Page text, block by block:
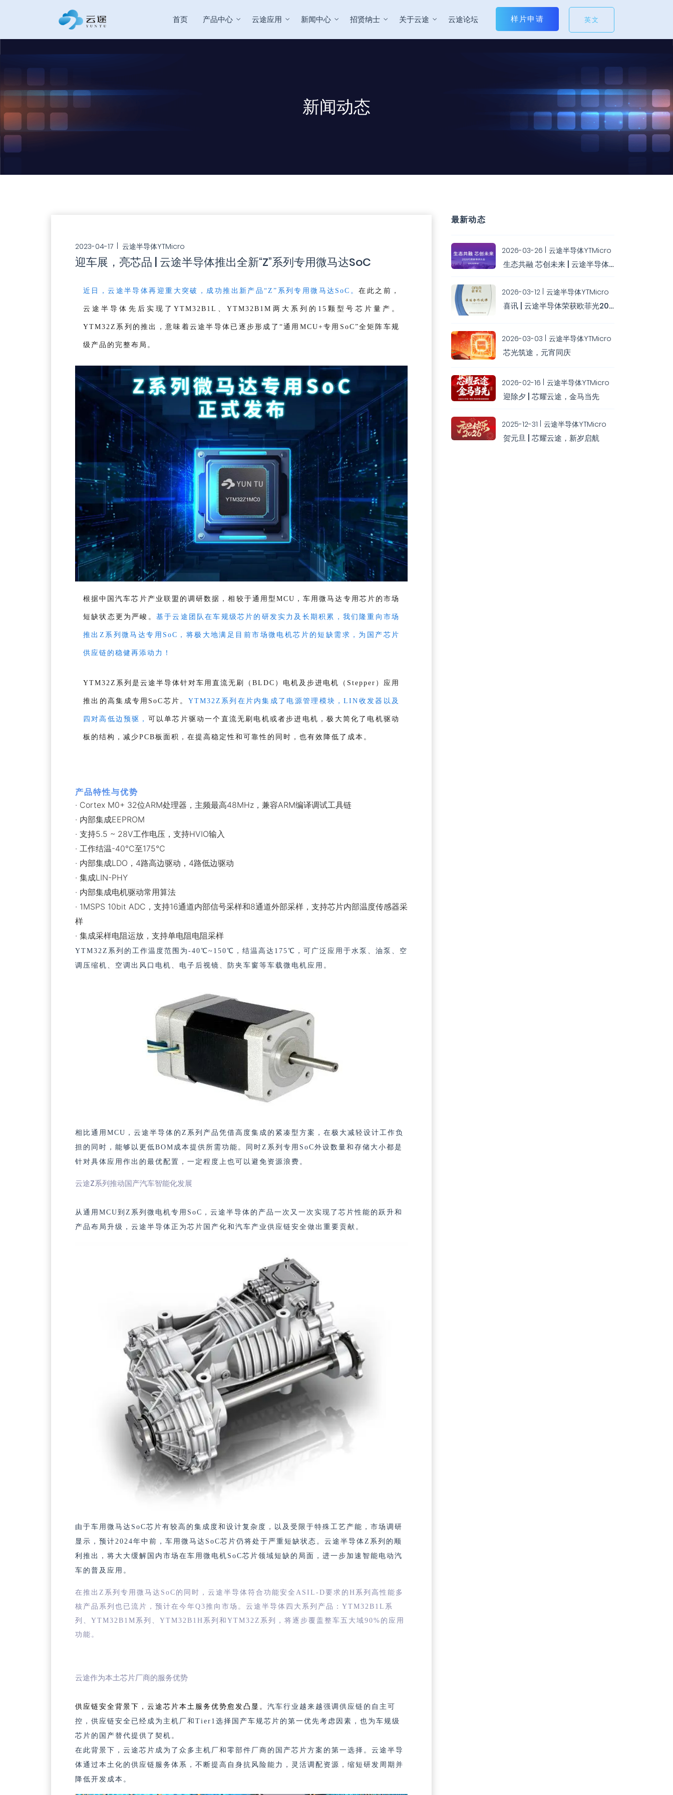
首页 产品中心 云途应用 新闻中心 招贤纳士 关于云途 云途论坛 样片申请 英文
新闻动态
2023-04-17 云途半导体YTMicro
迎车展，亮芯品 | 云途半导体推出全新“Z”系列专用微马达SoC
近日，云途半导体再迎重大突破，成功推出新产品“Z”系列专用微马达SoC。在此之前，
云途半导体先后实现了YTM32B1L、YTM32B1M两大系列的15颗型号芯片量产。
YTM32Z系列的推出，意味着云途半导体已逐步形成了“通 用MCU+专用SoC”全矩阵车规
级 产品的完整布局。
根据中国汽车芯片产业联盟的调研数据，相较于通用型MCU，车用微马达专用芯片的市场
短缺状态更为严峻。 基于云途团队在车规级芯片的研发实力及长期积累，我们隆重向市场
推出Z系列微马达专用SoC，将极大地满足目前市场微电机芯片的短缺需求，为国产芯片
供应链的稳健再添动力！
YTM32Z系列是云途半导体针对车用直流无刷（BLDC）电机及步进电机（Stepper）应用
推出的高集成专用SoC芯片。 YTM32Z系列在片内集成了电源管理模块，LIN收发器以及
四对高低边预驱， 可 以单芯片驱动一个直流无刷电机或者步进电机，极大简化了电机驱动
板的结构，减少PCB板面积，在提高稳定性和可靠性的同时，也有效降低了成本。
产品特性与优势
· Cortex M0+ 32位ARM处理器，主频最高48MHz，兼容ARM编译调试工具链
· 内部集成EEPROM
· 支持5.5 ~ 28V工作电压，支持HVIO输入
· 工作结温-40℃至175℃
· 内部集成LDO，4路高边驱动，4路低边驱动
· 集成LIN-PHY
· 内部集成电机驱动常用算法
· 1MSPS 10bit ADC，支持16通道内部信号采样和8通道外部采样，支持芯片内部温度传感器采
样
· 集成采样电阻运放，支持单电阻电阻采样
YTM32Z系列的工作温度范围为-40℃~150℃，结温高达175℃， 可广泛应用于水泵、油泵、空
调压缩机、空调出风口电机、 电子 后视镜、防夹车窗等车载微电机应用 。
相比通用MCU， 云途半导体的Z系列产品凭借高度集成的紧凑型方案，在极大减轻设计工作负
担的同时，能够以更低BOM成本提供所需功能 。同时Z系列专用SoC外设数量和存储大小都是
针对具体应用作出的最优配置，一定程度上也可以避免资源浪费。
云途Z系列推动国产汽车智能化发展
从通用MCU到Z系列微电机专用SoC，云途半导体的产品一次又一次实现了芯片性能的跃升和
产品布局升级，云途半导体正为芯片国产化和汽车产业供应链安全做出重要贡献。
由于车用微马达SoC芯片有较高的集成度和设计复杂度，以及受限于特殊工艺产能，市场调研
显示，预计2024年中前，车用微马达SoC芯片仍将处于严重短缺状态。 云途半导体Z系列的顺
利推出，将大大缓解国内市场在车用微电机SoC芯片领域短缺的局面，进一步加速智能电动汽
车的普及应用。
在推出Z系列专用微马达SoC的同时， 云途半导体符合功能安全ASIL-D要求的H系列高性能多
核产品系列也已流片，预计在今年Q3推向市场。 云途半导体四大系列产品：YTM32B1L系
列、YTM32B1M系列、YTM32B1H系列和YTM32Z系列，将逐步覆盖整车五大域90%的应用
功能。
云途作为本土芯片厂商的服务优势
供应链安全背景下，云途芯片本土服务优势愈发凸显。 汽车行业越来越强调供应链的自主可
控，供应链安全已经成为主机厂和Tier1选择国产车规芯片的第一优先考虑因素，也为车规级
芯片的国产替代提供了契机。
在此背景下，云途芯片成为了众多主机厂和零部件厂商的国产芯片方案的第一选择。 云途半导
体通过本土化的供应链服务体系，不断提高自身抗风险能力，灵活调配资源，缩短研发周期并
降低开发成本。
最新动态
2026-03-26 云途半导体YTMicro
生态共融 芯创未来 | 云途半导体2026代理商培训大会圆满举办
2026-03-12 云途半导体YTMicro
喜讯 | 云途半导体荣获欧菲光2025年度最佳合作伙伴
2026-03-03 云途半导体YTMicro
芯光筑途，元宵同庆
2026-02-16 云途半导体YTMicro
迎除夕 | 芯耀云途，金马当先
2025-12-31 云途半导体YTMicro
贺元旦 | 芯耀云途，新岁启航